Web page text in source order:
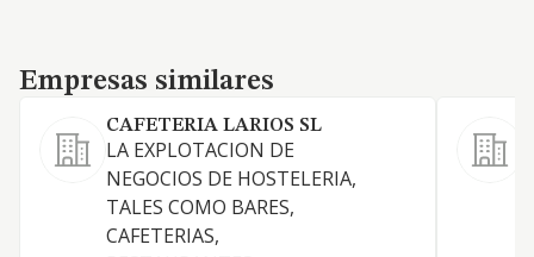
Empresas similares
Empresas similares
CAFETERIA LARIOS SL
LA EXPLOTACION DE
NEGOCIOS DE HOSTELERIA,
TALES COMO BARES,
CAFETERIAS,